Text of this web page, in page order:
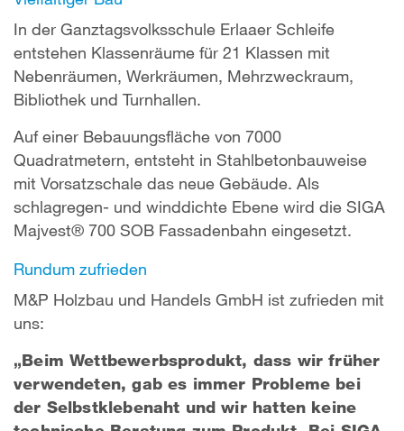
In der Ganztagsvolksschule Erlaaer Schleife
entstehen Klassenräume für 21 Klassen mit
Nebenräumen, Werkräumen, Mehrzweckraum,
Bibliothek und Turnhallen.
Auf einer Bebauungsfläche von 7000
Quadratmetern, entsteht in Stahlbetonbauweise
mit Vorsatzschale das neue Gebäude. Als
schlagregen- und winddichte Ebene wird die SIGA
Majvest® 700 SOB Fassadenbahn eingesetzt.
Rundum zufrieden
M&P Holzbau und Handels GmbH ist zufrieden mit
uns:
„Beim Wettbewerbsprodukt, dass wir früher
verwendeten, gab es immer Probleme bei
der Selbstklebenaht und wir hatten keine